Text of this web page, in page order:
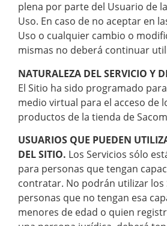
plena por parte del Usuario de
Uso. En caso de no aceptar en
Uso o cualquier cambio o
mismas no deberá continuar
NATURALEZA DEL SERVICIO Y
El Sitio ha sido programado
medio virtual para el acceso de
productos de la tienda de
USUARIOS QUE PUEDEN
DEL SITIO. Los Servicios sólo
para personas que tengan
contratar. No podrán utilizar los
personas que no tengan esa
menores de edad o quien